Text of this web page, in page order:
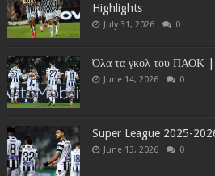
Highlights
July 31, 2026 0
Όλα τα γκολ του ΠΑΟΚ
June 14, 2026 0
Super League 2025-
June 13, 2026 0